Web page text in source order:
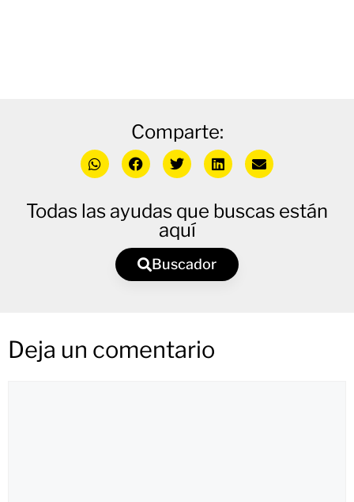
Comparte:
Todas las ayudas que buscas están
aquí
Buscador
Deja un comentario